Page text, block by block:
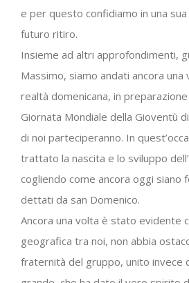
e per questo confidiamo in una
futuro ritiro.
Insieme ad altri approfondimenti,
Massimo, siamo andati ancora una
realtà domenicana, in preparazione
Giornata Mondiale della Gioventù
di noi parteciperanno. In
trattato la nascita e lo sviluppo
cogliendo come ancora oggi siano
dettati da san Domenico.
Ancora una volta è stato evidente
geografica tra noi, non abbia
fraternità del gruppo, unito invece